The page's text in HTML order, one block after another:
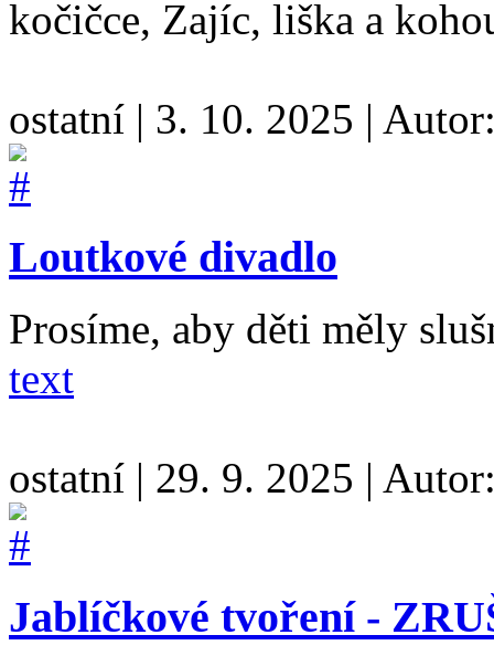
kočičce, Zajíc, liška a
ostatní | 3. 10. 2025 |
Loutkové divadlo
Prosíme, aby děti měly
text
ostatní | 29. 9. 2025 |
Jablíčkové tvoření -